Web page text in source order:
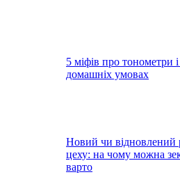
5 міфів про тонометри
домашніх умовах
Новий чи відновлений
цеху: на чому можна
варто